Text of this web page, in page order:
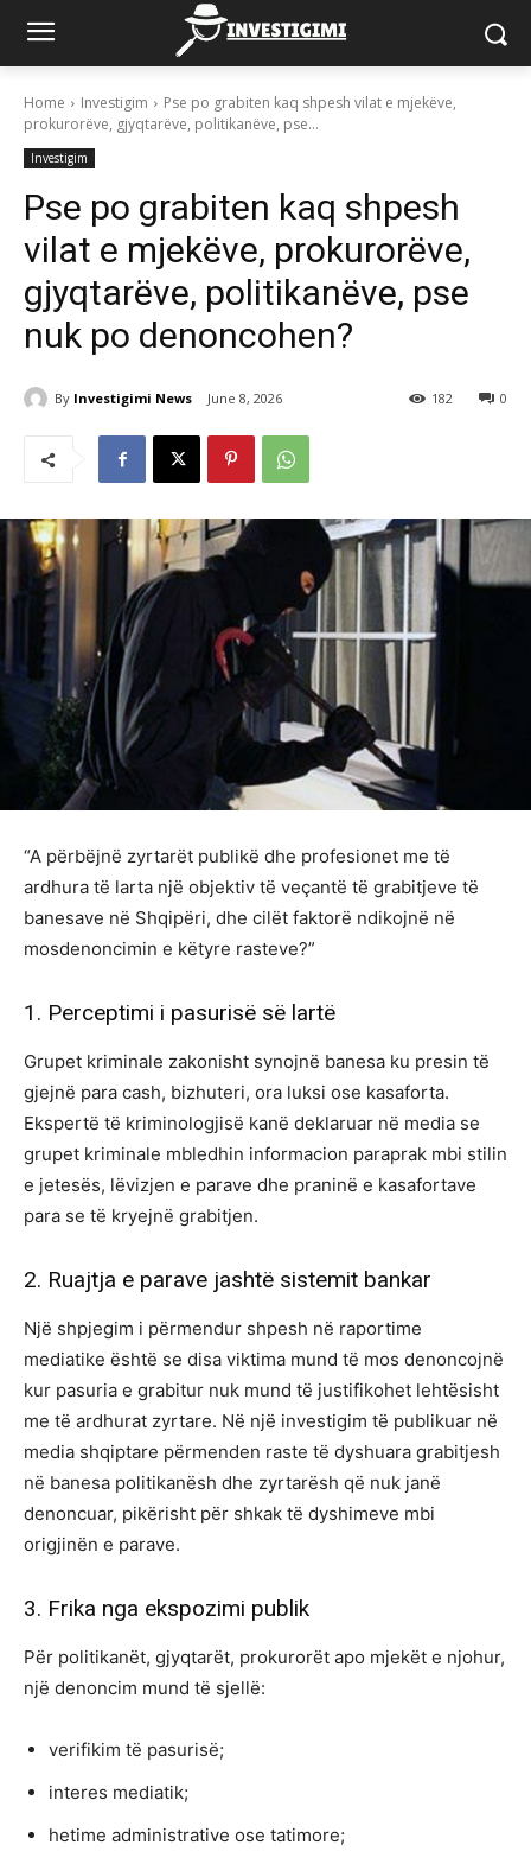
Home Investigim
Pse po grabiten kaq shpesh vilat e mjekëve,
prokurorëve, gjyqtarëve, politikanëve, pse...
Investigim
Pse po grabiten kaq shpesh
vilat e mjekëve, prokurorëve,
gjyqtarëve, politikanëve, pse
nuk po denoncohen?
By Investigimi News June 8, 2026 0
182
“A përbëjnë zyrtarët publikë dhe profesionet me të
ardhura të larta një objektiv të veçantë të grabitjeve të
banesave në Shqipëri, dhe cilët faktorë ndikojnë në
mosdenoncimin e këtyre rasteve?”
1. Perceptimi i pasurisë së lartë
Grupet kriminale zakonisht synojnë banesa ku presin të
gjejnë para cash, bizhuteri, ora luksi ose kasaforta.
Ekspertë të kriminologjisë kanë deklaruar në media se
grupet kriminale mbledhin informacion paraprak mbi stilin
e jetesës, lëvizjen e parave dhe praninë e kasafortave
para se të kryejnë grabitjen.
2. Ruajtja e parave jashtë sistemit bankar
Një shpjegim i përmendur shpesh në raportime
mediatike është se disa viktima mund të mos denoncojnë
kur pasuria e grabitur nuk mund të justifikohet lehtësisht
me të ardhurat zyrtare. Në një investigim të publikuar në
media shqiptare përmenden raste të dyshuara grabitjesh
në banesa politikanësh dhe zyrtarësh që nuk janë
denoncuar, pikërisht për shkak të dyshimeve mbi
origjinën e parave.
3. Frika nga ekspozimi publik
Për politikanët, gjyqtarët, prokurorët apo mjekët e njohur,
një denoncim mund të sjellë:
verifikim të pasurisë;
interes mediatik;
hetime administrative ose tatimore;